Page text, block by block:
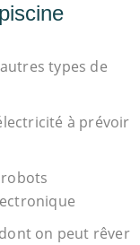
types de
à prévoir
on peut rêver